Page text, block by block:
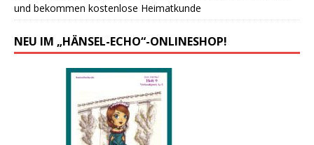
und bekommen kostenlose Heimatkunde
NEU IM „HÄNSEL-ECHO“-ONLINESHOP!